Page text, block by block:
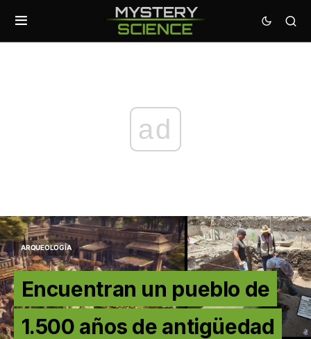
ad
ARQUEOLOGÍA
Encuentran un pueblo de
1.500 años de antigüedad